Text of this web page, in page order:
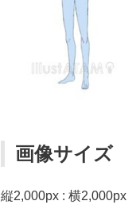
画像サイズ
縦2,000px : 横2,000px